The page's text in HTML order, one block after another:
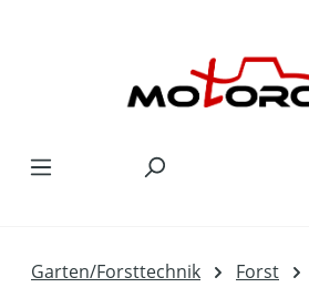
Garten/Forsttechnik Forst